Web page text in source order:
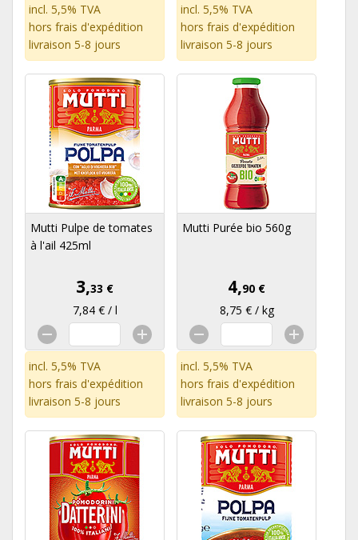
incl. 5,5% TVA
hors frais d'expédition
livraison 5-8 jours
incl. 5,5% TVA
hors frais d'expédition
livraison 5-8 jours
Mutti Pulpe de tomates
à l'ail 425ml
3,33 €
7,84 € / l
incl. 5,5% TVA
hors frais d'expédition
livraison 5-8 jours
Mutti Purée bio 560g
4,90 €
8,75 € / kg
incl. 5,5% TVA
hors frais d'expédition
livraison 5-8 jours